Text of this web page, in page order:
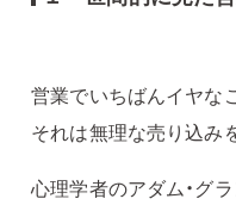
営業でいちばんイヤな
それは無理な売り込み
心理学者のアダム・グ